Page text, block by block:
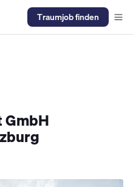
Traumjob finden
GmbH